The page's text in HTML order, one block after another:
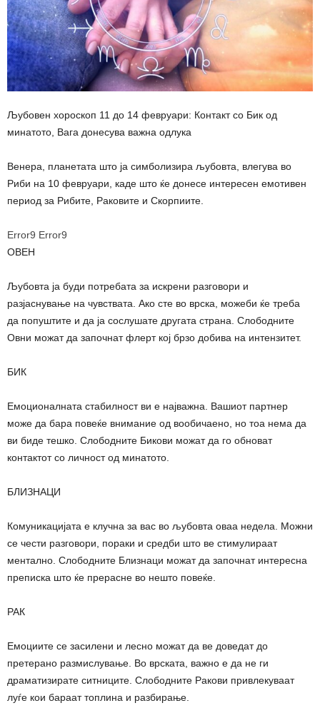
Љубовен хороскоп 11 до 14 февруари: Контакт со Бик од
минатото, Вага донесува важна одлука
Венера, планетата што ја симболизира љубовта, влегува во
Риби на 10 февруари, каде што ќе донесе интересен емотивен
период за Рибите, Раковите и Скорпиите.
Error9 Error9
ОВЕН
Љубовта ја буди потребата за искрени разговори и
разјаснување на чувствата. Ако сте во врска, можеби ќе треба
да попуштите и да ја сослушате другата страна. Слободните
Овни можат да започнат флерт кој брзо добива на интензитет.
БИК
Емоционалната стабилност ви е најважна. Вашиот партнер
може да бара повеќе внимание од вообичаено, но тоа нема да
ви биде тешко. Слободните Бикови можат да го обноват
контактот со личност од минатото.
БЛИЗНАЦИ
Комуникацијата е клучна за вас во љубовта оваа недела. Можни
се чести разговори, пораки и средби што ве стимулираат
ментално. Слободните Близнаци можат да започнат интересна
преписка што ќе прерасне во нешто повеќе.
РАК
Емоциите се засилени и лесно можат да ве доведат до
претерано размислување. Во врската, важно е да не ги
драматизирате ситниците. Слободните Ракови привлекуваат
луѓе кои бараат топлина и разбирање.